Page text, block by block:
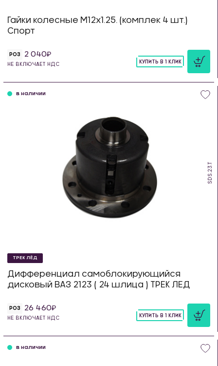
Гайки колесные М12х1.25. (комплек 4 шт.)
Спорт
РОЗ 2 040
НЕ ВКЛЮЧАЕТ НДС
КУПИТЬ В 1 КЛИК
SDS.23.T
в наличии
ТРЕК ЛЁД
Дифференциал самоблокирующийся
дисковый ВАЗ 2123 ( 24 шлица ) ТРЕК ЛЕД
РОЗ 26 460
НЕ ВКЛЮЧАЕТ НДС
КУПИТЬ В 1 КЛИК
в наличии